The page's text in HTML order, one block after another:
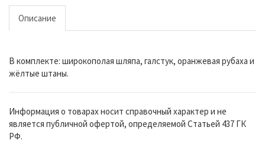
Описание
В комплекте: широкополая шляпа, галстук, оранжевая рубаха и
жёлтые штаны.
Информация о товарах носит справочный характер и не
является публичной офертой, определяемой Статьей 437 ГК
РФ.